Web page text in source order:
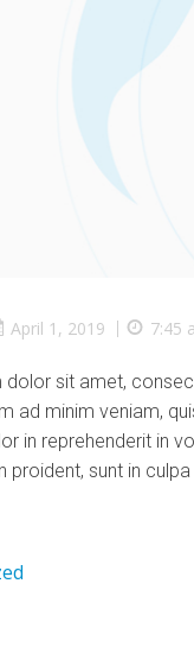
April 1, 2019 | 7:45
dolor sit amet,
ad minim veniam,
in reprehenderit in
proident, sunt in